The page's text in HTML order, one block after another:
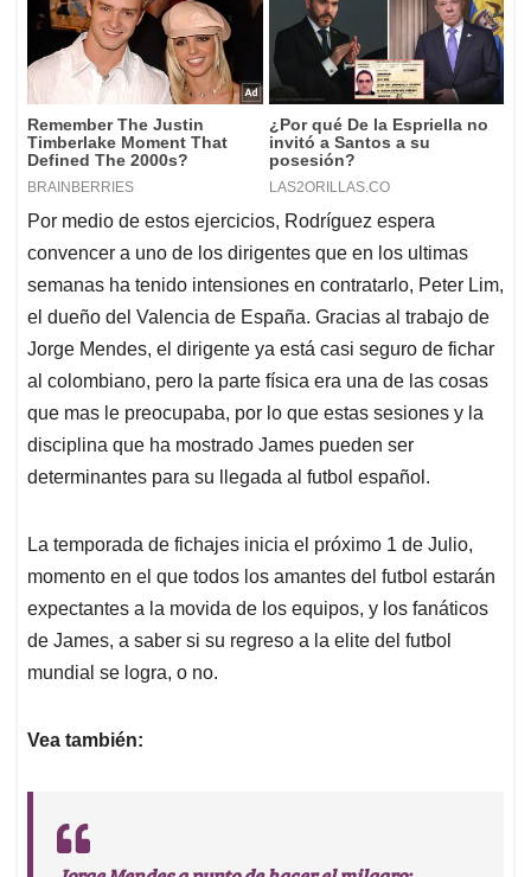
Por medio de estos ejercicios, Rodríguez espera
convencer a uno de los dirigentes que en los ultimas
semanas ha tenido intensiones en contratarlo, Peter Lim,
el dueño del Valencia de España. Gracias al trabajo de
Jorge Mendes, el dirigente ya está casi seguro de fichar
al colombiano, pero la parte física era una de las cosas
que mas le preocupaba, por lo que estas sesiones y la
disciplina que ha mostrado James pueden ser
determinantes para su llegada al futbol español.
La temporada de fichajes inicia el próximo 1 de Julio,
momento en el que todos los amantes del futbol estarán
expectantes a la movida de los equipos, y los fanáticos
de James, a saber si su regreso a la elite del futbol
mundial se logra, o no.
Vea también: